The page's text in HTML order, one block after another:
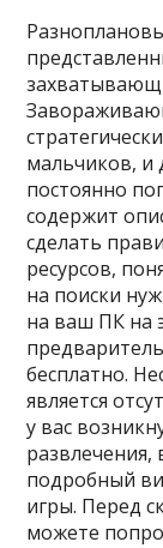
мальчиков, и
постоянно
содержит
сделать
ресурсов,
на поиски
на ваш ПК на
бесплатно.
является
у вас
подробный
игры. Перед
можете